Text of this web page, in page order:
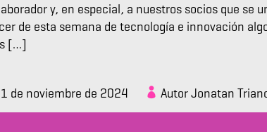
y, en especial, a nuestros socios que se
de esta semana de tecnología e innovación
[…]
1 de noviembre de 2024 Autor Jonatan